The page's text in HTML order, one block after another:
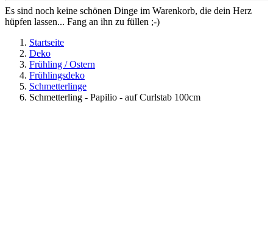
Es sind noch keine schönen Dinge im Warenkorb, die dein Herz
hüpfen lassen... Fang an ihn zu füllen ;-)
Startseite
Deko
Frühling / Ostern
Frühlingsdeko
Schmetterlinge
Schmetterling - Papilio - auf Curlstab 100cm